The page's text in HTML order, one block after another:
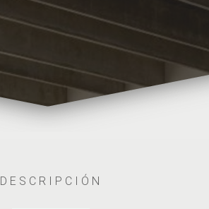
DESCRIPCIÓN